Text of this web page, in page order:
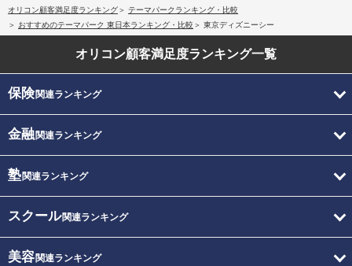
オリコン顧客満足度ランキング
テーマパークランキング・比較
おすすめのテーマパーク 東日本ランキング・比較
東京ディズニーシー
オリコン顧客満足度ランキング一覧
保険関連ランキング
金融関連ランキング
塾関連ランキング
スクール関連ランキング
美容関連ランキング